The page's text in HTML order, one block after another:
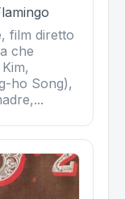
film diretto
che
ho Song),